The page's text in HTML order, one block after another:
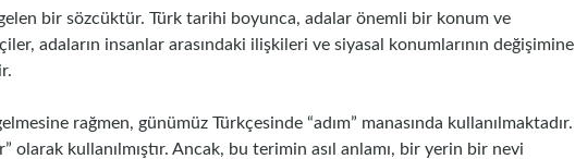
gelen bir sözcüktür. Türk tarihi boyunca, adalar önemli bir konum ve
adaların insanlar arasındaki ilişkileri ve siyasal konumlarının değişimine
rağmen, günümüz Türkçesinde “adım” manasında kullanılmaktadır.
olarak kullanılmıştır. Ancak, bu terimin asıl anlamı, bir yerin bir nevi